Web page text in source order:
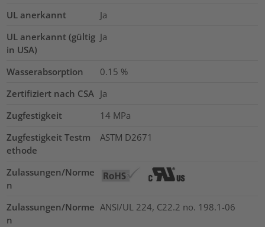
UL anerkannt
Ja
UL anerkannt (gültig
in USA)
Ja
Wasserabsorption 0.15 %
Zertifiziert nach CSA Ja
Zugfestigkeit
14 MPa
Zugfestigkeit Testm
ethode
ASTM D2671
Zulassungen/Norme
n
Zulassungen/Norme
n
ANSI/UL 224, C22.2 no. 198.1-06